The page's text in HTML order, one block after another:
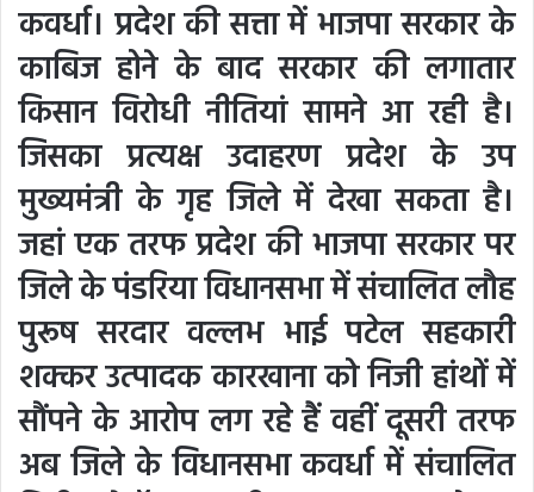
कवर्धा। प्रदेश की सत्ता में भाजपा सरकार के
काबिज होने के बाद सरकार की लगातार
किसान विरोधी नीतियां सामने आ रही है।
जिसका प्रत्यक्ष उदाहरण प्रदेश के उप
मुख्यमंत्री के गृह जिले में देखा सकता है।
जहां एक तरफ प्रदेश की भाजपा सरकार पर
जिले के पंडरिया विधानसभा में संचालित लौह
पुरूष सरदार वल्लभ भाई पटेल सहकारी
शक्कर उत्पादक कारखाना को निजी हांथों में
सौंपने के आरोप लग रहे हैं वहीं दूसरी तरफ
अब जिले के विधानसभा कवर्धा में संचालित